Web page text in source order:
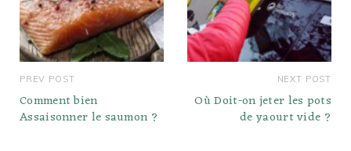
PREV POST
Comment bien
Assaisonner le saumon ?
NEXT POST
Où Doit-on jeter les pots
de yaourt vide ?